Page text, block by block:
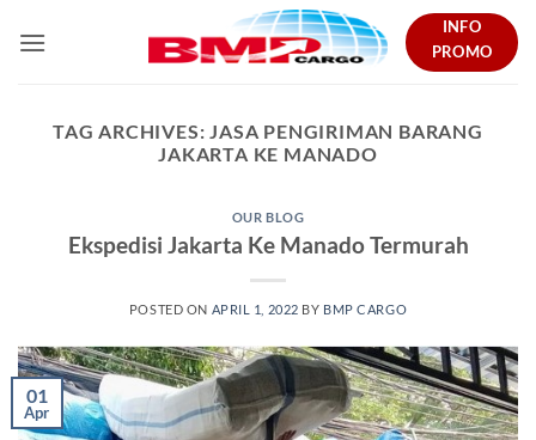
INFO
PROMO
TAG ARCHIVES:JASA PENGIRIMAN BARANG
JAKARTA KE MANADO
OUR BLOG
Ekspedisi Jakarta Ke Manado Termurah
POSTED ON APRIL 1, 2022 BY BMP CARGO
01
Apr